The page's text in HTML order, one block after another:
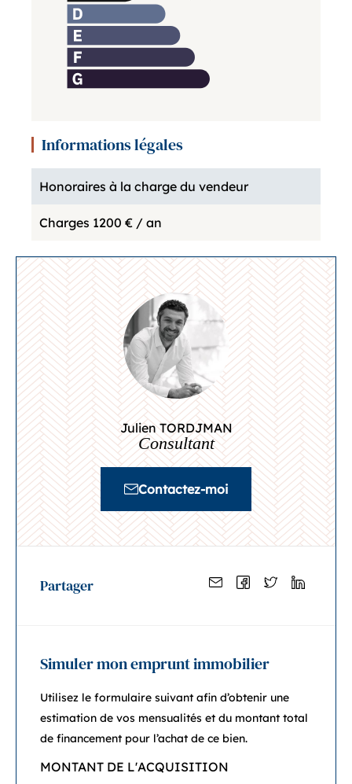
Informations légales
Honoraires à la charge du vendeur
Charges 1200 € / an
Julien TORDJMAN
Consultant
Contactez-moi
Partager
Simuler mon emprunt immobilier
Utilisez le formulaire suivant afin d’obtenir une
estimation de vos mensualités et du montant total
de financement pour l’achat de ce bien.
MONTANT DE L'ACQUISITION